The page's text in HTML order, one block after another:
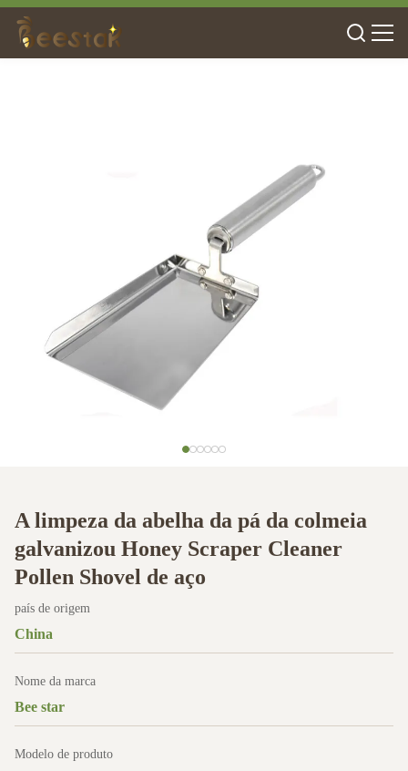
A limpeza da abelha da pá da colmeia
galvanizou Honey Scraper Cleaner
Pollen Shovel de aço
país de origem
China
Nome da marca
Bee star
Modelo de produto